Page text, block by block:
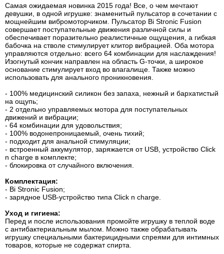
Самая ожидаемая новинка 2015 года! Все, о чем мечтают
девушки, в одной игрушке: знаменитый пульсатор в сочетании с
мощнейшим вибромоторчиком. Пульсатор Bi Stronic Fusion
совершает поступательные движения различной силы и
обеспечивает поразительно реалистичные ощущения, а гибкая
бабочка на стволе стимулирует клитор вибрацией. Оба мотора
управляются отдельно: всего 64 комбинации для наслаждения!
Изогнутый кончик направлен на область G-точки, а широкое
основание стимулирует вход во влагалище. Также можно
использовать для анального проникновения.
- 100% медицинский силикон без запаха, нежный и бархатистый
на ощупь;
- 2 отдельно управляемых мотора для поступательных
движений и вибрации;
- 64 комбинации для удовольствия;
- 100% водонепроницаемый, очень тихий;
- подходит для анальной стимуляции;
- встроенный аккумулятор, заряжается от USB, устройство Click
n charge в комплекте;
- блокировка от случайного включения.
Комплектация:
- Bi Stronic Fusion;
- зарядное USB-устройство типа Click n charge.
Уход и гигиена:
Перед и после использования промойте игрушку в теплой воде
с антибактериальным мылом. Можно также обрабатывать
игрушку специальными бактерицидными спреями для интимных
товаров, которые не содержат спирта.